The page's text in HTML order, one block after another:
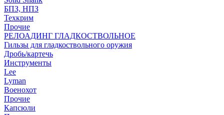
БПЗ, НПЗ
Техкрим
Прочие
РЕЛОАДИНГ ГЛАДКОСТВОЛЬНОЕ
Гильзы для гладкоствольного оружия
Дробь/картечь
Инструменты
Lee
Lyman
Военохот
Прочие
Капсюли